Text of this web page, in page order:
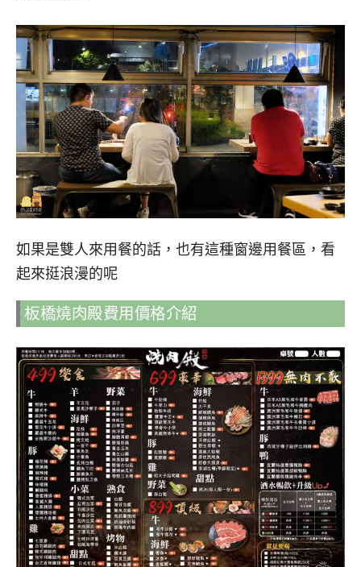
如果是雙人來用餐的話，也有這種窗邊用餐區，看
起來挺浪漫的呢
板橋燒肉殿費用價格介紹